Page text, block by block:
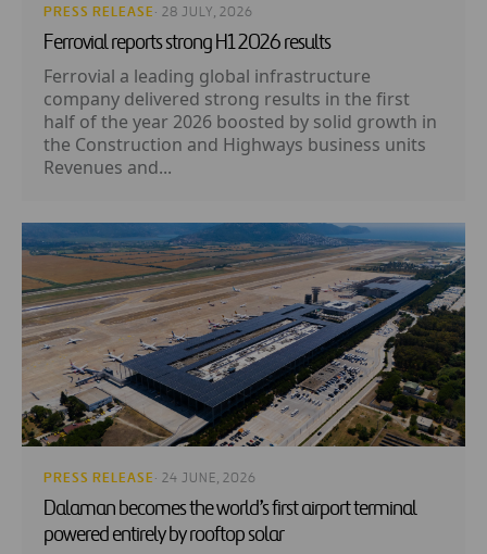
PRESS RELEASE · 28 JULY, 2026
Ferrovial reports strong H1 2026 results
Ferrovial a leading global infrastructure
company delivered strong results in the first
half of the year 2026 boosted by solid growth in
the Construction and Highways business units
Revenues and...
PRESS RELEASE · 24 JUNE, 2026
Dalaman becomes the world’s first airport terminal
powered entirely by rooftop solar